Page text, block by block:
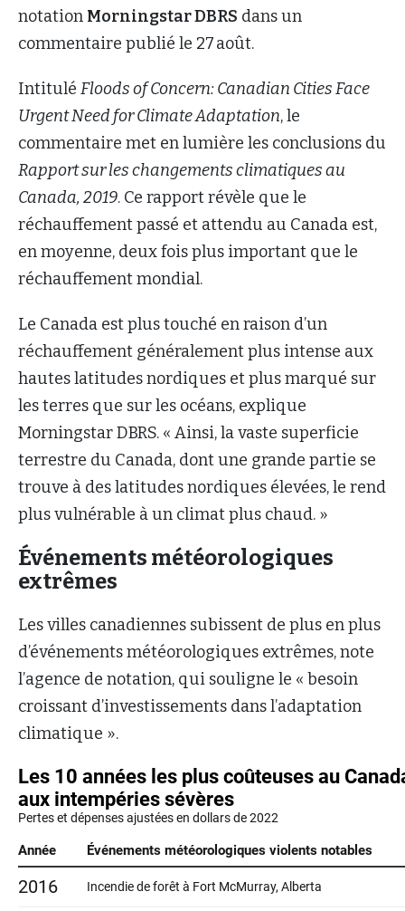
notation Morningstar DBRS dans un
commentaire publié le 27 août.
Intitulé Floods of Concern: Canadian Cities Face
Urgent Need for Climate Adaptation, le
commentaire met en lumière les conclusions du
Rapport sur les changements climatiques au
Canada, 2019. Ce rapport révèle que le
réchauffement passé et attendu au Canada est,
en moyenne, deux fois plus important que le
réchauffement mondial.
Le Canada est plus touché en raison d’un
réchauffement généralement plus intense aux
hautes latitudes nordiques et plus marqué sur
les terres que sur les océans, explique
Morningstar DBRS. « Ainsi, la vaste superficie
terrestre du Canada, dont une grande partie se
trouve à des latitudes nordiques élevées, le rend
plus vulnérable à un climat plus chaud. »
Événements météorologiques
extrêmes
Les villes canadiennes subissent de plus en plus
d’événements météorologiques extrêmes, note
l’agence de notation, qui souligne le « besoin
croissant d’investissements dans l’adaptation
climatique ».